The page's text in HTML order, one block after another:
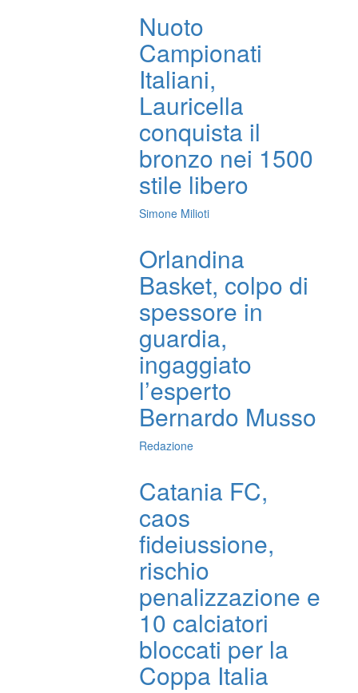
Nuoto
Campionati
Italiani,
Lauricella
conquista il
bronzo nei 1500
stile libero
Simone Milioti
Orlandina
Basket, colpo di
spessore in
guardia,
ingaggiato
l’esperto
Bernardo Musso
Redazione
Catania FC,
caos
fideiussione,
rischio
penalizzazione e
10 calciatori
bloccati per la
Coppa Italia